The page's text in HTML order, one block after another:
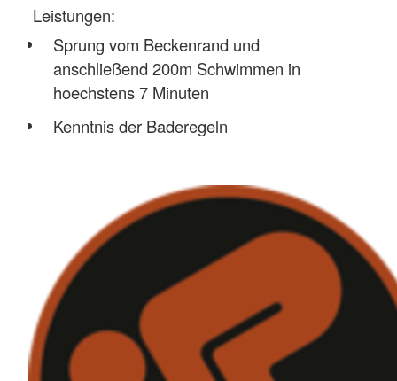
Leistungen:
Sprung vom Beckenrand und
anschließend 200m Schwimmen in
hoechstens 7 Minuten
Kenntnis der Baderegeln